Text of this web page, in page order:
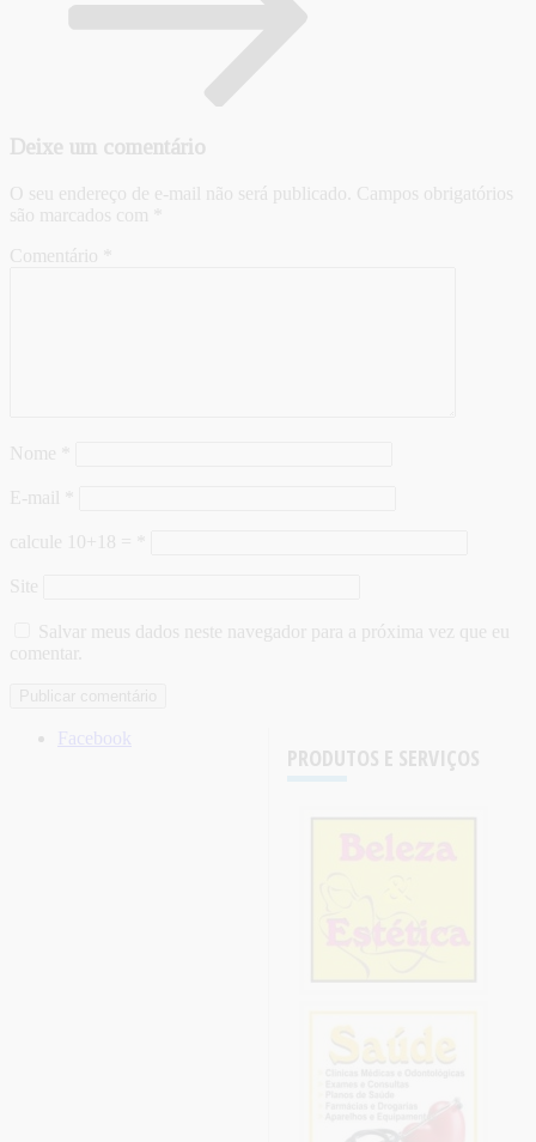
Deixe um comentário
O seu endereço de e-mail não será publicado. Campos obrigatórios
são marcados com
Comentário
Nome
E-mail
calcule 10+18 =
Site
Salvar meus dados neste navegador para a próxima vez que eu
comentar.
PRODUTOS E SERVIÇOS
Facebook